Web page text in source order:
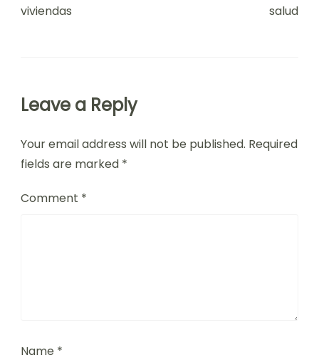
viviendas
salud
Leave a Reply
Your email address will not be published. Required
fields are marked *
Comment *
Name *